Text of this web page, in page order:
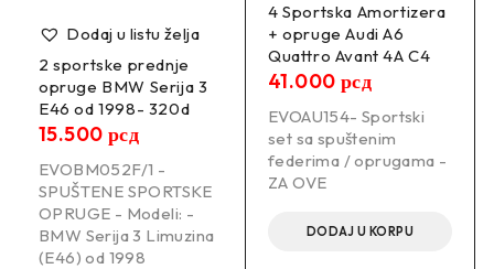
FORD FIESTA VI (JA8_, CB1, CCN) 06/2008-12/2018 1.4
Hatchback Petrol 71 KW 1388 ccm 4 Front Wheel Drive
FORD FIESTA VI (JA8_, CB1, CCN) 06/2008-12/2018 1.6
Hatchback Petrol 62 KW 1596 ccm 4 Front Wheel Drive
Dodaj u listu želja
2 sportske prednje
opruge BMW Serija 3
E46 od 1998- 320d
15.500 рсд
EVOBM052F/1 -
SPUŠTENE SPORTSKE
OPRUGE - Modeli: -
BMW Serija 3 Limuzina
(E46) od 1998
4 Sportska Amortizera
+ opruge Audi A6
Quattro Avant 4A C4
41.000 рсд
EVOAU154​ - Sportski
set sa spuštenim
federima / oprugama -
ZA OVE
DODAJ U KORPU